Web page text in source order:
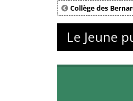
Collège des
Le Jeune